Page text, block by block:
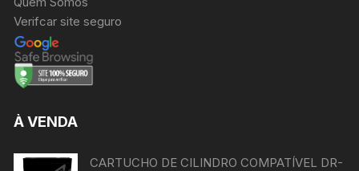
Verifcar site seguro
À VENDA
CARTUCHO DE CILINDRO COMPATÍVEL DR-